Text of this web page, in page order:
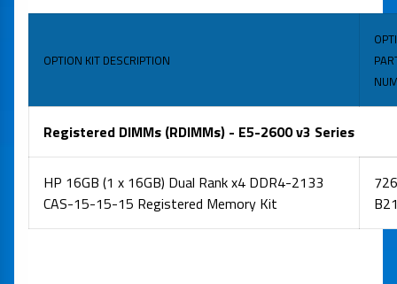
OPTION KIT DESCRIPTION
Registered DIMMs (RDIMMs) - E5-2600 v3 Series
HP 16GB (1 x 16GB) Dual Rank x4 DDR4-2133
CAS-15-15-15 Registered Memory Kit